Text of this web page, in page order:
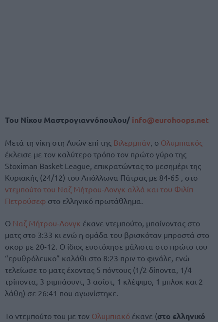
Του Νίκου Μαστρογιαννόπουλου/ info@eurohoops.net
Μετά τη νίκη στη Λυών επί της Βιλερμπάν, ο Ολυμπιακός
έκλεισε με τον καλύτερο τρόπο τον πρώτο γύρο της
Stoximan Basket League, επικρατώντας το μεσημέρι της
Κυριακής (24/12) του Απόλλωνα Πάτρας με 84-65 , στο
ντεμπούτο του Ναζ Μήτρου-Λονγκ αλλά και του Φιλίπ
Πετρούσεφ στο ελληνικό πρωτάθλημα.
Ο Ναζ Μήτρου-Λονγκ έκανε ντεμπούτο, μπαίνοντας στο
ματς στο 3:33 κι ενώ η ομάδα του βρισκόταν μπροστά στο
σκορ με 20-12. Ο ίδιος ευστόχησε μάλιστα στο πρώτο του
“ερυθρόλευκο” καλάθι στο 8:23 πριν το φινάλε, ενώ
τελείωσε το ματς έχοντας 5 πόντους (1/2 δίποντα, 1/4
τρίποντα, 3 ριμπάουντ, 3 ασίστ, 1 κλέψιμο, 1 μπλοκ και 2
λάθη) σε 26:41 που αγωνίστηκε.
Το ντεμπούτο του με τον Ολυμπιακό έκανε (στο ελληνικό